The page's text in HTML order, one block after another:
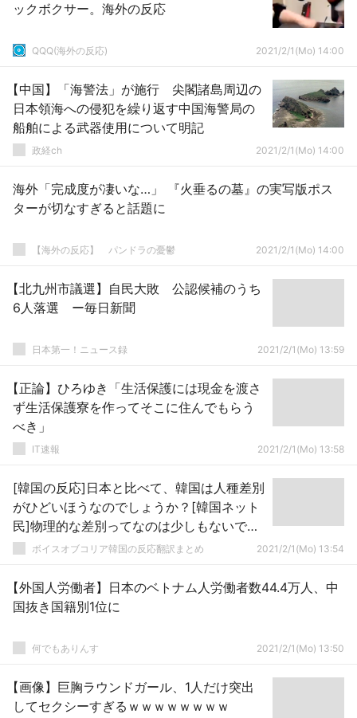
ックボクサー。海外の反応
QQQ(海外の反応) 2021/2/1(Mo) 14:00
【中国】「海警法」が施行 尖閣諸島周辺の
日本領海への侵犯を繰り返す中国海警局の
船舶による武器使用について明記
政経ch 2021/2/1(Mo) 14:00
海外「完成度が凄いな…」 『火垂るの墓』の実写版ポス
ターが切なすぎると話題に
【海外の反応】 パンドラの憂鬱 2021/2/1(Mo) 14:00
【北九州市議選】自民大敗 公認候補のうち
6人落選 ー毎日新聞
日本第一！ニュース録 2021/2/1(Mo) 13:59
【正論】ひろゆき「生活保護には現金を渡さ
ず生活保護寮を作ってそこに住んでもらう
べき」
IT速報 2021/2/1(Mo) 13:58
[韓国の反応]日本と比べて、韓国は人種差別
がひどいほうなのでしょうか？[韓国ネット
民]物理的な差別ってなのは少しもないでし
ょう？ボイスオブコリア韓国の反応翻訳まとめ 2021/2/1(Mo) 13:54
【外国人労働者】日本のベトナム人労働者数44.4万人、中
国抜き国籍別1位に
何でもありんす 2021/2/1(Mo) 13:50
【画像】巨胸ラウンドガール、1人だけ突出
してセクシーすぎるｗｗｗｗｗｗｗｗ